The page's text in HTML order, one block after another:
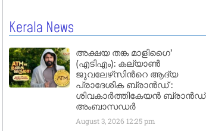
Kerala News
അക്ഷയ തങ്ക മാളിഗൈ’
(എടിഎം): കല്യാണ്‍
ജുവലേഴ്‌സിന്‍റെ ആദ്യ
പ്രാദേശിക ബ്രാന്‍ഡ് :
ശിവകാര്‍ത്തികേയന്‍ ബ്രാന്‍ഡ്
അംബാസഡര്‍
August 3, 2026 12:25 pm